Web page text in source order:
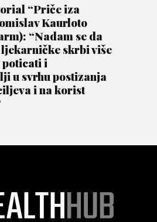
“Priče iza
Kaurloto
“Nadam se da
ljekarničke skrbi više
i
u svrhu postizanja
i na korist